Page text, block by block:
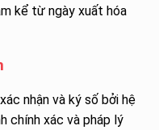
kể từ ngày xuất hóa
nhận và ký số bởi hệ
chính xác và pháp lý